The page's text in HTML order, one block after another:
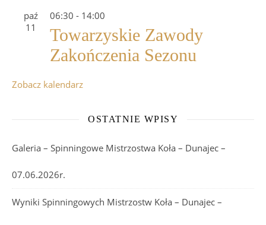
paź
11
06:30 - 14:00
Towarzyskie Zawody
Zakończenia Sezonu
Zobacz kalendarz
OSTATNIE WPISY
Galeria – Spinningowe Mistrzostwa Koła – Dunajec –
07.06.2026r.
Wyniki Spinningowych Mistrzostw Koła – Dunajec –